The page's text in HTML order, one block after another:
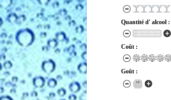
Quantité d' alcool :
Coût :
Goût :